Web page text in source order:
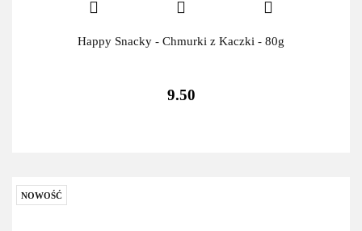
Happy Snacky - Chmurki z Kaczki - 80g
9.50
NOWOŚĆ